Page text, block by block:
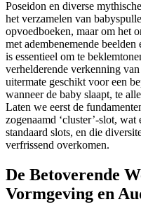
Poseidon en diverse
het verzamelen van
opvoedboeken, maar om het
met adembenemende
is essentieel om te
verhelderende verkenning
uitermate geschikt voor een
wanneer de baby slaapt, te
Laten we eerst de
zogenaamd ‘cluster’-slot,
standaard slots, en die
verfrissend overkomen.
De Betoverende
Vormgeving en